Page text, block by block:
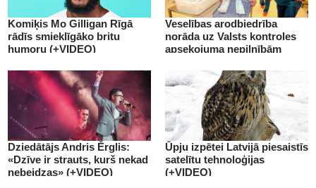
Komiķis Mo Gilligan Rīgā
rādīs smieklīgāko britu
humoru (+VIDEO)
Veselības arodbiedrība
norāda uz Valsts kontroles
apsekojuma nepilnībām
Dziedātājs Andris Ērglis:
«Dzīve ir strauts, kurš nekad
nebeidzas» (+VIDEO)
Ūpju izpētei Latvijā piesaistīs
satelītu tehnoloģijas
(+VIDEO)